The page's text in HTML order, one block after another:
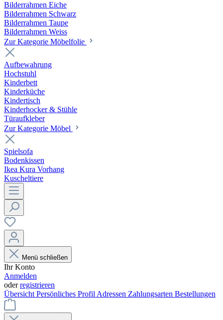
Bilderrahmen Eiche
Bilderrahmen Schwarz
Bilderrahmen Taupe
Bilderrahmen Weiss
Zur Kategorie Möbelfolie
Aufbewahrung
Hochstuhl
Kinderbett
Kinderküche
Kindertisch
Kinderhocker & Stühle
Türaufkleber
Zur Kategorie Möbel
Spielsofa
Bodenkissen
Ikea Kura Vorhang
Kuscheltiere
Menü schließen
Ihr Konto
Anmelden
oderregistrieren
Übersicht Persönliches Profil Adressen Zahlungsarten Bestellungen